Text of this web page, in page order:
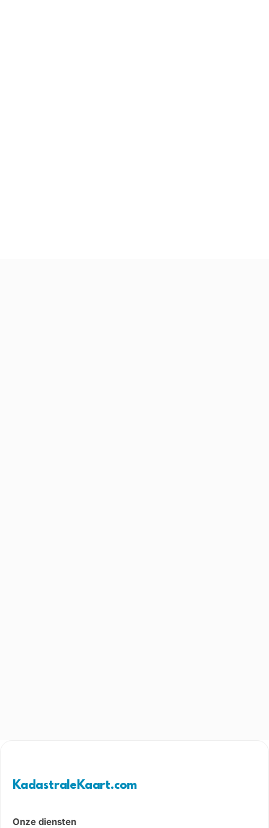
KadastraleKaart.com
Onze diensten